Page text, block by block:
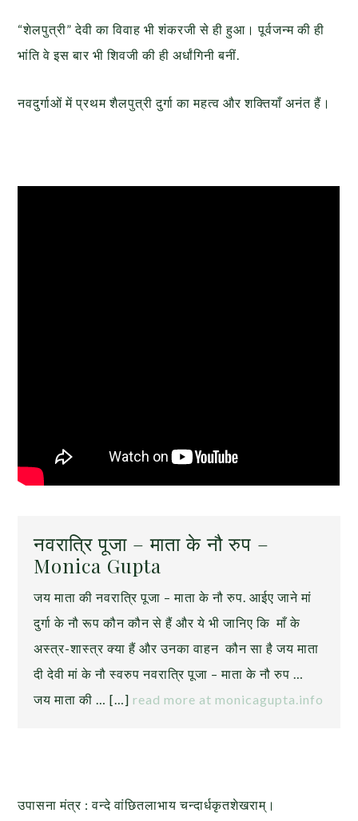
“शेलपुत्री” देवी का विवाह भी शंकरजी से ही हुआ। पूर्वजन्म की ही
भांति वे इस बार भी शिवजी की ही अर्धांगिनी बनीं.
नवदुर्गाओं में प्रथम शैलपुत्री दुर्गा का महत्व और शक्तियाँ अनंत हैं।
नवरात्रि पूजा – माता के नौ रुप –
Monica Gupta
जय माता की नवरात्रि पूजा – माता के नौ रुप. आईए जाने मां
दुर्गा के नौ रूप कौन कौन से हैं और ये भी जानिए कि माँ के
अस्त्र-शास्त्र क्या हैं और उनका वाहन कौन सा है जय माता
दी देवी मां के नौ स्वरुप नवरात्रि पूजा – माता के नौ रुप …
जय माता की … […] read more at monicagupta.info
उपासना मंत्र : वन्दे वांछितलाभाय चन्दार्धकृतशेखराम्।